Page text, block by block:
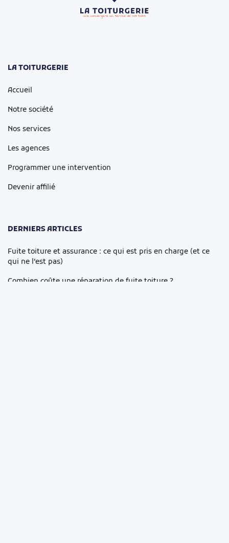
LA TOITURGERIE
Accueil
Notre société
Nos services
Les agences
Programmer une intervention
Devenir affilié
DERNIERS ARTICLES
Fuite toiture et assurance : ce qui est pris en charge (et ce
qui ne l’est pas)
Combien coûte une réparation de fuite toiture ?